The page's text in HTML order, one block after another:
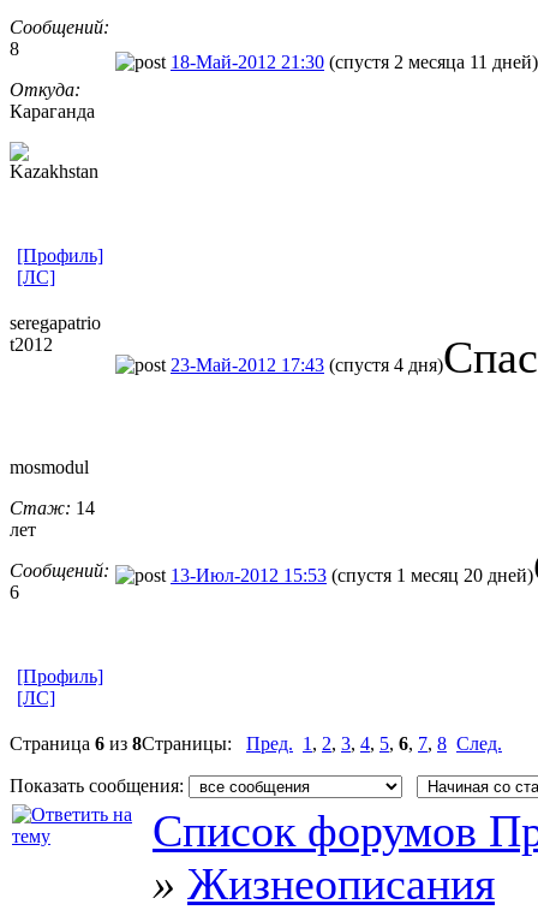
Сообщений:
8
Откуда:
Караганда
18-Май-2012 21:30 (спустя 2 месяца 11 дней)
[Профиль]
[ЛС]
seregapatrio
t2012
23-Май-2012 17:43 (спустя 4 дня)
mosmodul
Стаж: 14
лет
Сообщений:
6
13-Июл-2012 15:53 (спустя 1 месяц 20 дней)
[Профиль]
[ЛС]
Страница 6 из 8Страницы: Пред. 1 , 2, 3, 4, 5, 6, 7, 8 След.
Показать сообщения:
Список форумов
» Жизнеописания